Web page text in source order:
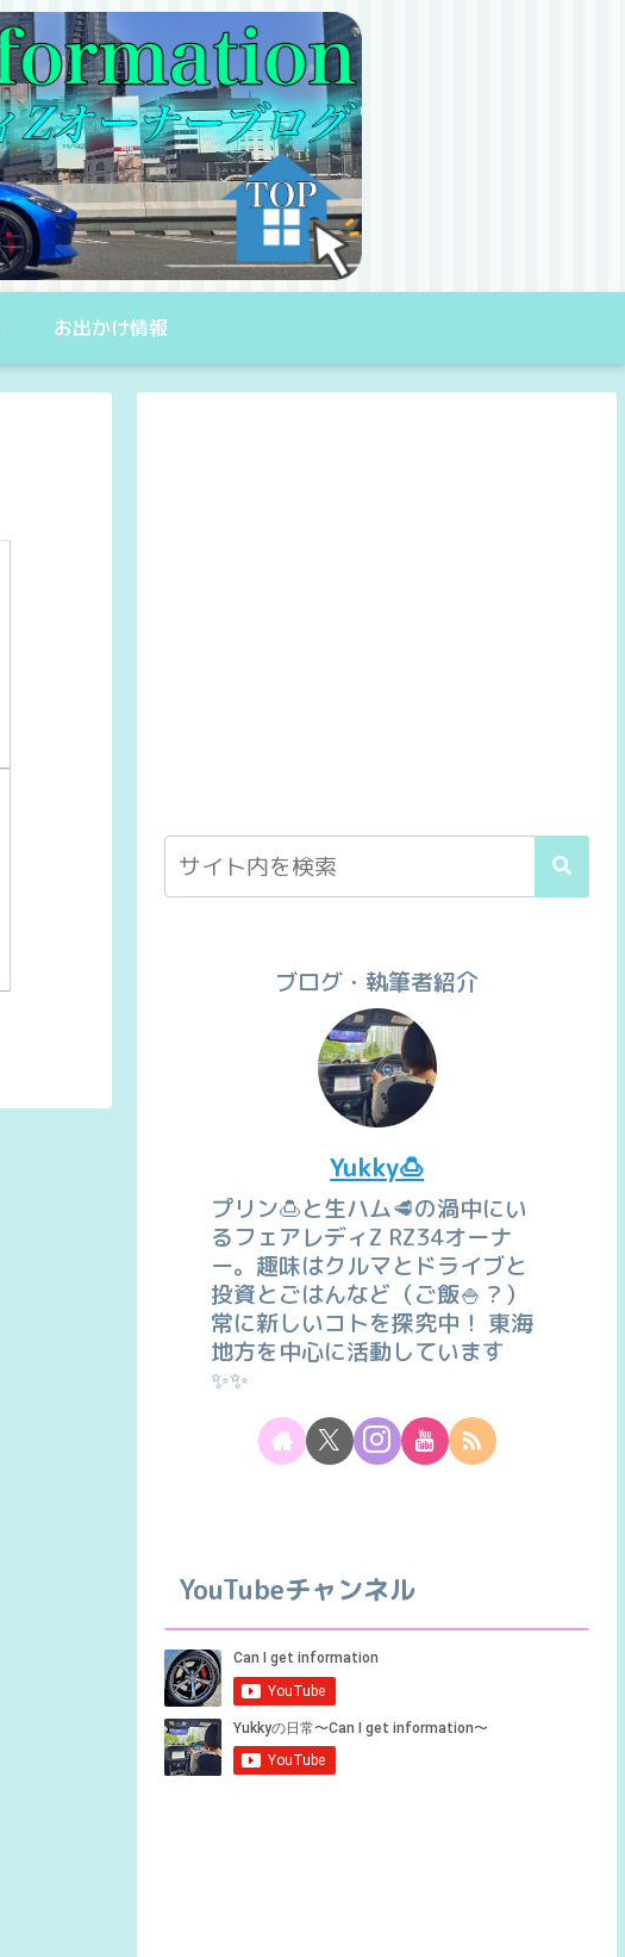
お出かけ情報
ブログ・執筆者紹介
Yukky🍮
プリン🍮と生ハム🥩の渦中にい
るフェアレディZ RZ34オーナ
ー。趣味はクルマとドライブと
投資とごはんなど（ご飯🍚？）
常に新しいコトを探究中！ 東海
地方を中心に活動しています
✨✨
YouTubeチャンネル